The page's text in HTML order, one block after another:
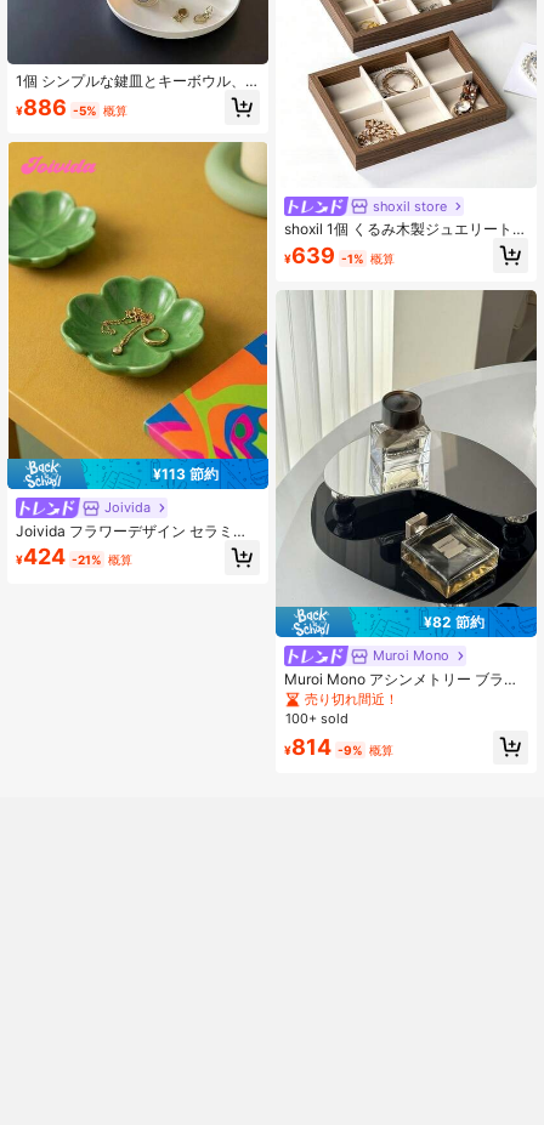
1個 シンプルな鍵皿とキーボウル、3
段木製ハンギング収納付きジュエリ
ートレイ - 玄関収納トレイ、キーボ
¥886 -5% 概算
¥113 節約
Joivida
Joivida フラワーデザイン セラミッ
ク ジュエリートレー、化粧品やアク
セサリーの多目的オーガナイザー、
¥424 -21% 概算
shoxil store
shoxil 1個 くるみ木製ジュエリートレ
イ 仕切り付き、リング、腕時計、ネ
ックレス、ブレスレット、ピアスな
る、傷つきにくい表面
¥639 -1% 概算
¥82 節約
Muroi Mono
Muroi Mono アシンメトリー ブラッ
ク トレイ - エステティック フレンチ
ロマンチック ヴィンテージ アクリル
イ、玄関装飾用
売り切れ間近！
100+ sold
¥814 -9% 概算